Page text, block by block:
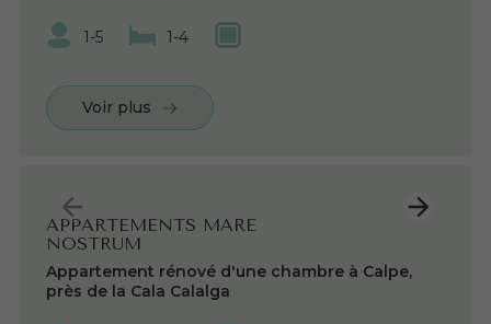
1-5 1-4
Voir plus
APPARTEMENTS MARE
NOSTRUM
Appartement rénové d'une chambre à Calpe,
près de la Cala Calalga